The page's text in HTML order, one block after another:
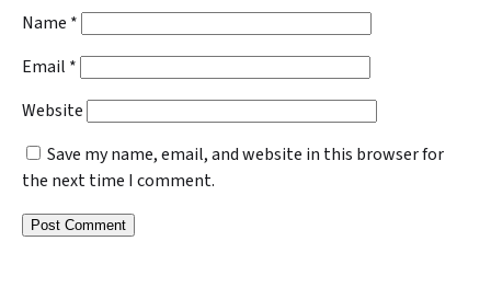
Name *
Email *
Website
Save my name, email, and website in this browser for
the next time I comment.